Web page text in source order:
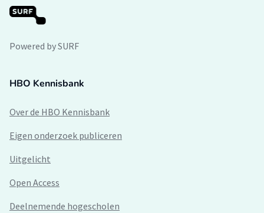
Powered by SURF
HBO Kennisbank
Over de HBO Kennisbank
Eigen onderzoek publiceren
Uitgelicht
Open Access
Deelnemende hogescholen